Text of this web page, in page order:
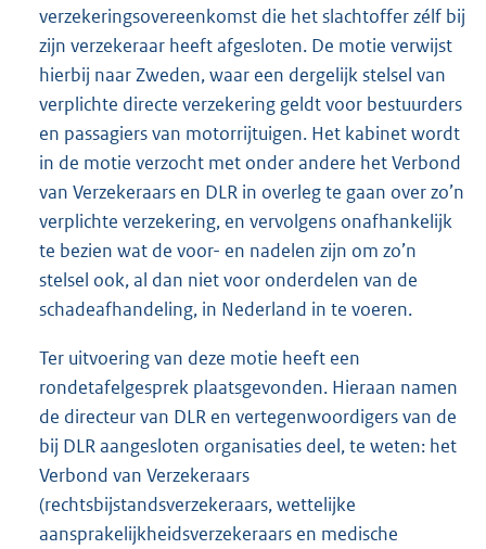
verzekeringsovereenkomst die het slachtoffer zélf bij
zijn verzekeraar heeft afgesloten. De motie verwijst
hierbij naar Zweden, waar een dergelijk stelsel van
verplichte directe verzekering geldt voor bestuurders
en passagiers van motorrijtuigen. Het kabinet wordt
in de motie verzocht met onder andere het Verbond
van Verzekeraars en DLR in overleg te gaan over zo’n
verplichte verzekering, en vervolgens onafhankelijk
te bezien wat de voor- en nadelen zijn om zo’n
stelsel ook, al dan niet voor onderdelen van de
schadeafhandeling, in Nederland in te voeren.
Ter uitvoering van deze motie heeft een
rondetafelgesprek plaatsgevonden. Hieraan namen
de directeur van DLR en vertegenwoordigers van de
bij DLR aangesloten organisaties deel, te weten: het
Verbond van Verzekeraars
(rechtsbijstandsverzekeraars, wettelijke
aansprakelijkheidsverzekeraars en medische